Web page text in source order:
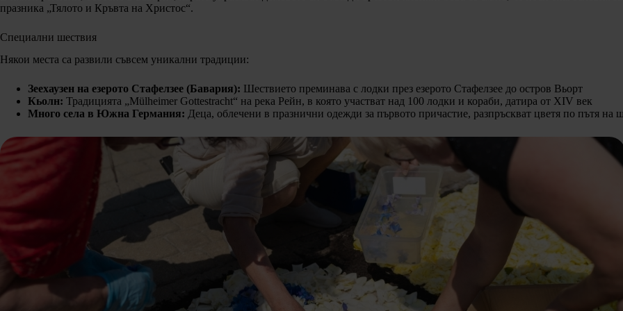
празника „Тялото и Кръвта на Христос“.
Специални шествия
Някои места са развили съвсем уникални традиции:
Зеехаузен на езерото Стафелзее (Бавария): Шествието преминава с лодки през езерото Стафелзее до остров Вьорт
Кьолн: Традицията „Mülheimer Gottestracht“ на река Рейн, в която участват над 100 лодки и кораби, датира от XIV век
Много села в Южна Германия: Деца, облечени в празнични одежди за първото причастие, разпръскват цветя по пътя на